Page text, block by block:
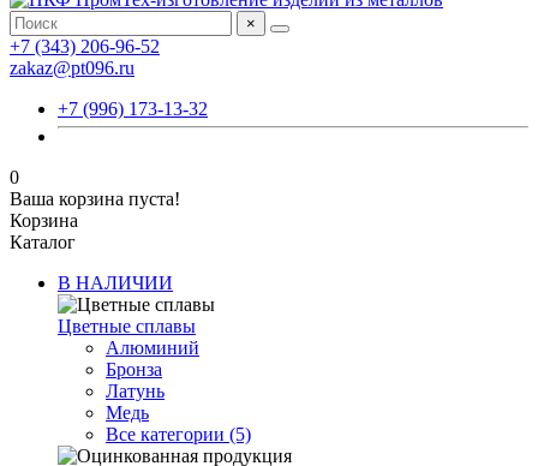
×
+7 (343) 206-96-52
zakaz@pt096.ru
+7 (996) 173-13-32
0
Ваша корзина пуста!
Корзина
Каталог
В НАЛИЧИИ
Цветные сплавы
Алюминий
Бронза
Латунь
Медь
Все категории (5)